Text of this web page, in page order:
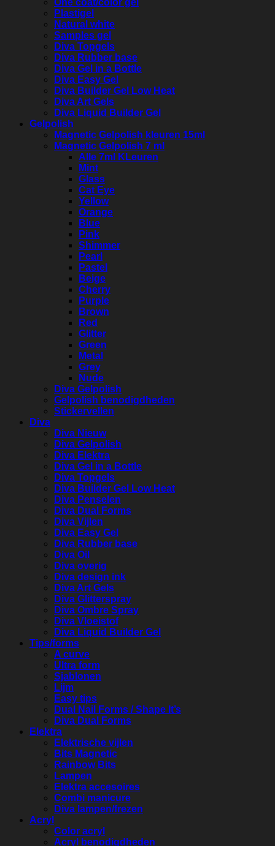
One coat/color gel
Plastigel
Natural white
Samples gel
Diva Topgels
Diva Rubber base
Diva Gel in a Bottle
Diva Easy Gel
Diva Builder Gel Low Heat
Diva Art Gels
Diva Liquid Builder Gel
Gelpolish
Magnetic Gelpolish kleuren 15ml
Magnetic Gelpolish 7 ml
Alle 7ml KLeuren
Mint
Glass
Cat Eye
Yellow
Orange
Blue
Pink
Shimmer
Pearl
Pastel
Beige
Cherry
Purple
Brown
Red
Glitter
Green
Metal
Grey
Nude
Diva Gelpolish
Gelpolish benodigdheden
Stickervellen
Diva
Diva Nieuw
Diva Gelpolish
Diva Elektra
Diva Gel in a Bottle
Diva Topgels
Diva Builder Gel Low Heat
Diva Penselen
Diva Dual Forms
Diva Vijlen
Diva Easy Gel
Diva Rubber base
Diva Oil
Diva overig
Diva design ink
Diva Art Gels
Diva Glitterspray
Diva Ombre Spray
Diva Vloeistof
Diva Liquid Builder Gel
Tips/forms
A curve
Ultra form
Sjablonen
Lijm
Easy tips
Dual Nail Forms / Shape It’s
Diva Dual Forms
Elektra
Elektrische vijlen
Bits Magnetic
Rainbow Bits
Lampen
Elektra accesoires
Combi manicure
Diva lampen/frezen
Acryl
Color acryl
Acryl benodigdheden